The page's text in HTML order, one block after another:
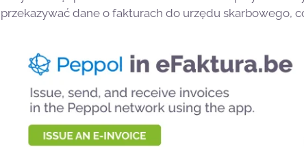
przekazywać dane o fakturach do urzędu skarbowego,